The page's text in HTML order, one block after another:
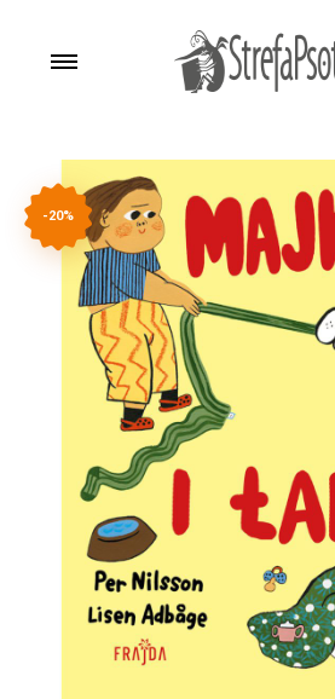
-20%